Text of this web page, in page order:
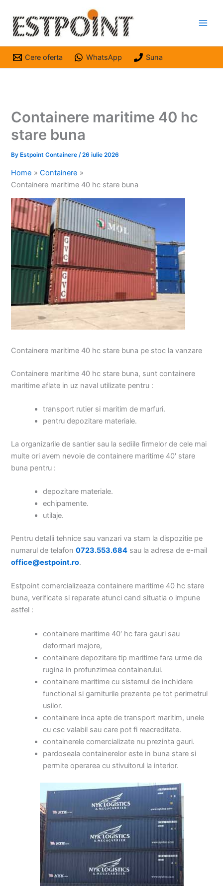
content
Cere oferta WhatsApp Suna
Containere maritime 40 hc
stare buna
By Estpoint Containere/26 iulie 2026
Home
Containere
Containere maritime 40 hc stare buna
Containere maritime 40 hc stare buna pe stoc la vanzare
Containere maritime 40 hc stare buna, sunt containere
maritime aflate in uz naval utilizate pentru :
transport rutier si maritim de marfuri.
pentru depozitare materiale.
La organizarile de santier sau la sediile firmelor de cele mai
multe ori avem nevoie de containere maritime 40′ stare
buna pentru :
depozitare materiale.
echipamente.
utilaje.
Pentru detalii tehnice sau vanzari va stam la dispozitie pe
numarul de telafon0723.553.684 sau la adresa de e-mail
office@estpoint.ro.
Estpoint comercializeaza containere maritime 40 hc stare
buna, verificate si reparate atunci cand situatia o impune
astfel :
containere maritime 40′ hc fara gauri sau
deformari majore,
containere depozitare tip maritime fara urme de
rugina in profunzimea containerului.
containere maritime cu sistemul de inchidere
functional si garniturile prezente pe tot perimetrul
usilor.
containere inca apte de transport maritim, unele
cu csc valabil sau care pot fi reacreditate.
containerele comercializate nu prezinta gauri.
pardoseala containerelor este in buna stare si
permite operarea cu stivuitorul la interior.